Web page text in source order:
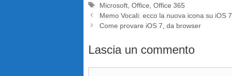
Tag
Microsoft ,Office ,Office 365
Memo Vocali: ecco la nuova icona su iOS 7
Come provare iOS 7, da browser
Lascia un commento